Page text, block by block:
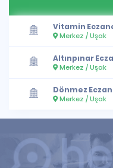
Vitamin
Merkez / Uşak
Altınpınar
Merkez / Uşak
Dönmez
Merkez / Uşak